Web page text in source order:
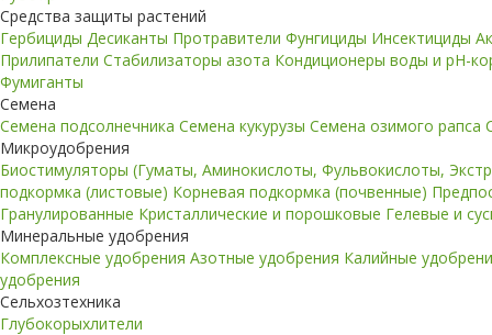
Средства защиты растений
Гербициды Десиканты Протравители Фунгициды Инсектициды
Прилипатели Стабилизаторы азота Кондиционеры воды и pH-
Фумиганты
Семена
Семена подсолнечника Семена кукурузы Семена озимого рапса
Микроудобрения
Биостимуляторы (Гуматы, Аминокислоты, Фульвокислоты,
подкормка (листовые) Корневая подкормка (почвенные)
Гранулированные Кристаллические и порошковые Гелевые и
Минеральные удобрения
Комплексные удобрения Азотные удобрения Калийные
удобрения
Сельхозтехника
Глубокорыхлители